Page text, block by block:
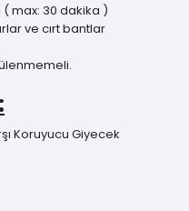
( max: 30 dakika )
ve cırt bantlar
Koruyucu Giyecek